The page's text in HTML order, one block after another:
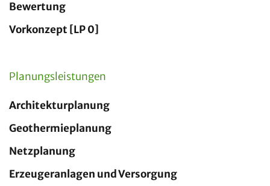
Bewertung
Vorkonzept [LP 0]
Planungsleistungen
Architekturplanung
Geothermieplanung
Netzplanung
Erzeugeranlagen und Versorgung